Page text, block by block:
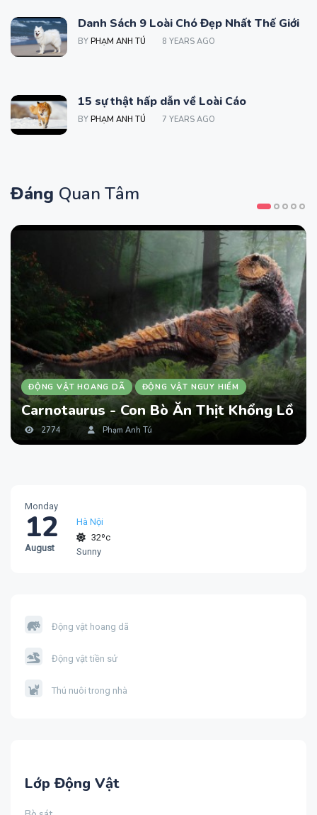
Monday
12
August
Hà Nội
32ºc
Sunny
Động vật hoang dã
Động vật tiền sử
Thú nuôi trong nhà
Lớp Động Vật
Danh Sách 9 Loài Chó Đẹp Nhất Thế Giới
BY PHẠM ANH TÚ 8 YEARS AGO
15 sự thật hấp dẫn về Loài Cáo
BY PHẠM ANH TÚ 7 YEARS AGO
Đáng Quan Tâm
ĐỘNG VẬT HOANG DÃ ĐỘNG VẬT NGUY HIỂM
Carnotaurus - Con Bò Ăn Thịt Khổng Lồ
2774 Phạm Anh Tú